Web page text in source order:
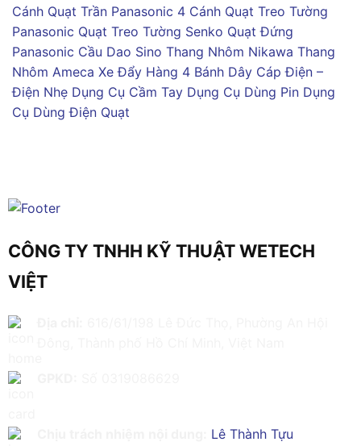
Cánh Quạt Trần Panasonic 4 Cánh Quạt Treo Tường
Panasonic Quạt Treo Tường Senko Quạt Đứng
Panasonic Cầu Dao Sino Thang Nhôm Nikawa Thang
Nhôm Ameca Xe Đẩy Hàng 4 Bánh Dây Cáp Điện –
Điện Nhẹ Dụng Cụ Cầm Tay Dụng Cụ Dùng Pin Dụng
Cụ Dùng Điện Quạt
CÔNG TY TNHH KỸ THUẬT WETECH
VIỆT
Lê Thành Tựu